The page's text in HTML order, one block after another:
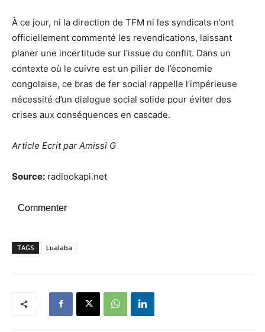
À ce jour, ni la direction de TFM ni les syndicats n’ont
officiellement commenté les revendications, laissant
planer une incertitude sur l’issue du conflit. Dans un
contexte où le cuivre est un pilier de l’économie
congolaise, ce bras de fer social rappelle l’impérieuse
nécessité d’un dialogue social solide pour éviter des
crises aux conséquences en cascade.
Article Ecrit par Amissi G
Source: radiookapi.net
Commenter
TAGS Lualaba